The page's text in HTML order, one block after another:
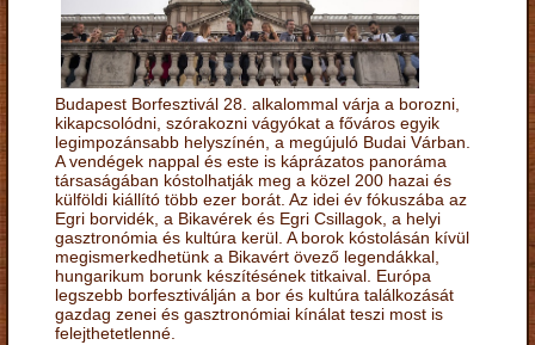
Budapest Borfesztivál 28. alkalommal várja a borozni,
kikapcsolódni, szórakozni vágyókat a főváros egyik
legimpozánsabb helyszínén, a megújuló Budai Várban.
A vendégek nappal és este is káprázatos panoráma
társaságában kóstolhatják meg a közel 200 hazai és
külföldi kiállító több ezer borát. Az idei év fókuszába az
Egri borvidék, a Bikavérek és Egri Csillagok, a helyi
gasztronómia és kultúra kerül. A borok kóstolásán kívül
megismerkedhetünk a Bikavért övező legendákkal,
hungarikum borunk készítésének titkaival. Európa
legszebb borfesztiválján a bor és kultúra találkozását
gazdag zenei és gasztronómiai kínálat teszi most is
felejthetetlenné.